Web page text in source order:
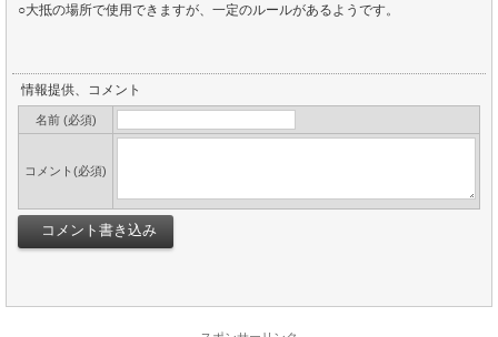
○大抵の場所で使用できますが、一定のルールがあるようです。
情報提供、コメント
名前 (必須)
コメント(必須)